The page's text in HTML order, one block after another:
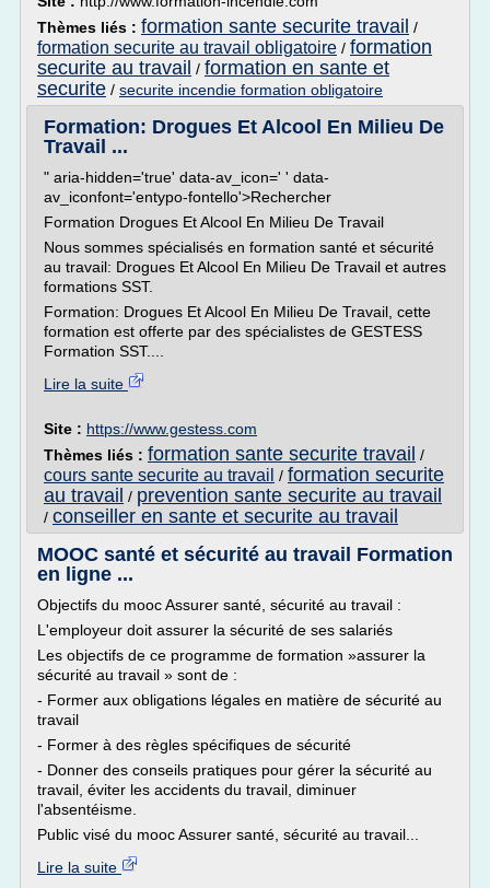
Thèmes liés : formation sante securite travail /
formation securite au travail obligatoire / formation
securite au travail / formation en sante et
securite / securite incendie formation obligatoire
Formation: Drogues Et Alcool En Milieu De
Travail ...
" aria-hidden='true' data-av_icon=' ' data-
av_iconfont='entypo-fontello'>Rechercher
Formation Drogues Et Alcool En Milieu De Travail
Nous sommes spécialisés en formation santé et sécurité
au travail: Drogues Et Alcool En Milieu De Travail et autres
formations SST.
Formation: Drogues Et Alcool En Milieu De Travail, cette
formation est offerte par des spécialistes de GESTESS
Formation SST....
Lire la suite
Site : https://www.gestess.com
Thèmes liés : formation sante securite travail /
cours sante securite au travail / formation securite
au travail / prevention sante securite au travail
/ conseiller en sante et securite au travail
MOOC santé et sécurité au travail Formation
en ligne ...
Objectifs du mooc Assurer santé, sécurité au travail :
L'employeur doit assurer la sécurité de ses salariés
Les objectifs de ce programme de formation »assurer la
sécurité au travail » sont de :
- Former aux obligations légales en matière de sécurité au
travail
- Former à des règles spécifiques de sécurité
- Donner des conseils pratiques pour gérer la sécurité au
travail, éviter les accidents du travail, diminuer
l'absentéisme.
Public visé du mooc Assurer santé, sécurité au travail...
Lire la suite